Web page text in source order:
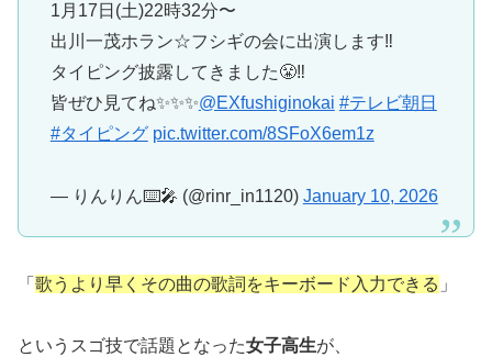
1月17日(土)22時32分〜
出川一茂ホラン☆フシギの会に出演します‼️
タイピング披露してきました😤‼️
皆ぜひ見てね✨️✨️✨️@EXfushiginokai #テレビ朝日
#タイピング pic.twitter.com/8SFoX6em1z
— りんりん⌨️🎤 (@rinr_in1120) January 10, 2026
「 歌うより早くその曲の歌詞をキーボード入力できる 」
というスゴ技で話題となった女子高生が、